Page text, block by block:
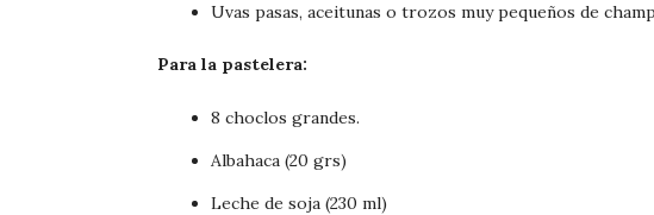
Uvas pasas, aceitunas o trozos muy pequeños de
Para la pastelera:
8 choclos grandes.
Albahaca (20 grs)
Leche de soja (230 ml)